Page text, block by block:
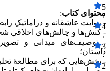
محتوای کتاب:
- روایت عاشقانه و دراماتیکِ
- کنش‌ها و چالش‌های اخلاقی
- توصیف‌های میدانی و
داستان؛
- بخش‌هایی که برای مطالعهٔ
5
۰
4
۰
3
۰
2